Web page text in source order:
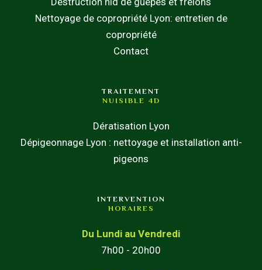
Nettoyage de copropriété Lyon: entretien de
copropriété
Contact
TRAITEMENT
NUISIBLE 4D
Dératisation Lyon
Dépigeonnage Lyon : nettoyage et installation anti-
pigeons
INTERVENTION
HORAIRES
Du Lundi au Vendredi
7h00 - 20h00